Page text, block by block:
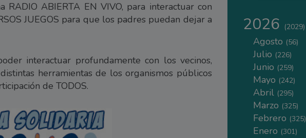
ABIERTA EN VIVO, para interactuar con
JUEGOS para que los padres puedan dejar a
interactuar profundamente con los vecinos,
herramientas de los organismos públicos
de TODOS.
2026 (2029)
Agosto (56)
Julio (226)
Junio (259)
Mayo (242)
Abril (295)
Marzo (325)
Febrero (325)
Enero (301)